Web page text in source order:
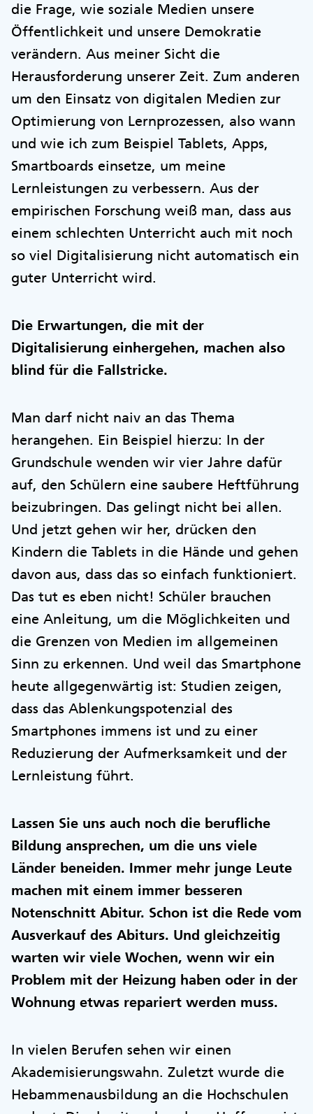
die Frage, wie soziale Medien unsere
Öffentlichkeit und unsere Demokratie
verändern. Aus meiner Sicht die
Herausforderung unserer Zeit. Zum anderen
um den Einsatz von digitalen Medien zur
Optimierung von Lernprozessen, also wann
und wie ich zum Beispiel Tablets, Apps,
Smartboards einsetze, um meine
Lernleistungen zu verbessern. Aus der
empirischen Forschung weiß man, dass aus
einem schlechten Unterricht auch mit noch
so viel Digitalisierung nicht automatisch ein
guter Unterricht wird.
Die Erwartungen, die mit der
Digitalisierung einhergehen, machen also
blind für die Fallstricke.
Man darf nicht naiv an das Thema
herangehen. Ein Beispiel hierzu: In der
Grundschule wenden wir vier Jahre dafür
auf, den Schülern eine saubere Heftführung
beizubringen. Das gelingt nicht bei allen.
Und jetzt gehen wir her, drücken den
Kindern die Tablets in die Hände und gehen
davon aus, dass das so einfach funktioniert.
Das tut es eben nicht! Schüler brauchen
eine Anleitung, um die Möglichkeiten und
die Grenzen von Medien im allgemeinen
Sinn zu erkennen. Und weil das Smartphone
heute allgegenwärtig ist: Studien zeigen,
dass das Ablenkungspotenzial des
Smartphones immens ist und zu einer
Reduzierung der Aufmerksamkeit und der
Lernleistung führt.
Lassen Sie uns auch noch die berufliche
Bildung ansprechen, um die uns viele
Länder beneiden. Immer mehr junge Leute
machen mit einem immer besseren
Notenschnitt Abitur. Schon ist die Rede vom
Ausverkauf des Abiturs. Und gleichzeitig
warten wir viele Wochen, wenn wir ein
Problem mit der Heizung haben oder in der
Wohnung etwas repariert werden muss.
In vielen Berufen sehen wir einen
Akademisierungswahn. Zuletzt wurde die
Hebammenausbildung an die Hochschulen